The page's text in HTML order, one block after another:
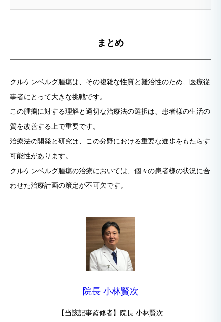
まとめ
クルケンベルグ腫瘍は、その複雑な性質と難治性のため、医療従
事者にとって大きな挑戦です。
この腫瘍に対する理解と適切な治療法の選択は、患者様の生活の
質を改善する上で重要です。
治療法の開発と研究は、この分野における重要な進歩をもたらす
可能性があります。
クルケンベルグ腫瘍の治療においては、個々の患者様の状況に合
わせた治療計画の策定が不可欠です。
院長 小林賢次
【当該記事監修者】院長 小林賢次